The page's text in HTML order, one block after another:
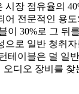
시장 점유율의
어 전문적인 용
이 30%로 그 뒤
으로 일반 청취
테이블은 덜 일
오디오 장비를